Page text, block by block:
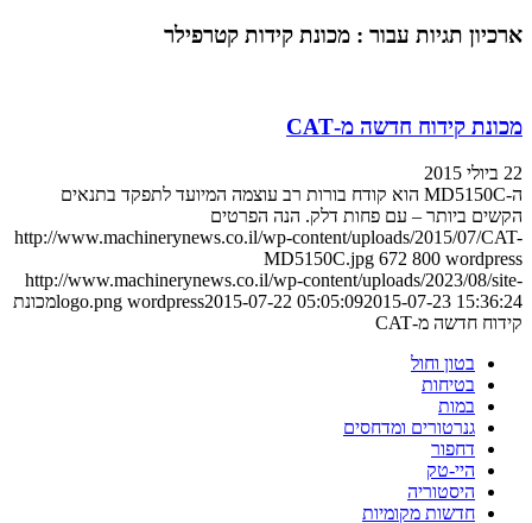
ארכיון תגיות עבור : מכונת קידות קטרפילר
מכונת קידוח חדשה מ-CAT
22 ביולי 2015
ה-MD5150C הוא קודח בורות רב עוצמה המיועד לתפקד בתנאים
הקשים ביותר – עם פחות דלק. הנה הפרטים
http://www.machinerynews.co.il/wp-content/uploads/2015/07/CAT-
MD5150C.jpg 672 800 wordpress
http://www.machinerynews.co.il/wp-content/uploads/2023/08/site-
logo.png wordpress2015-07-22 05:05:092015-07-23 15:36:24
מכונת
קידוח חדשה מ-CAT
בטון וחול
בטיחות
במות
גנרטורים ומדחסים
דחפור
היי-טק
היסטוריה
חדשות מקומיות